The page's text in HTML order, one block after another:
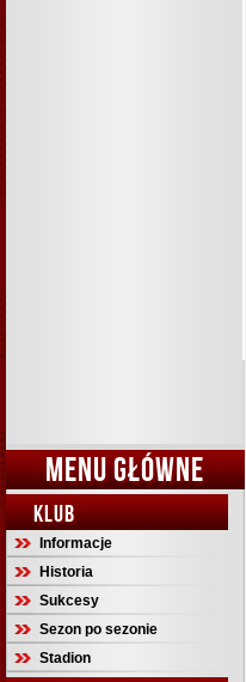
MENU GŁÓWNE
KLUB
Informacje
Historia
Sukcesy
Sezon po sezonie
Stadion